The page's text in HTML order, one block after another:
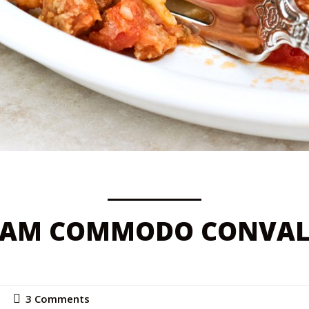
COMMODO
3 Comments